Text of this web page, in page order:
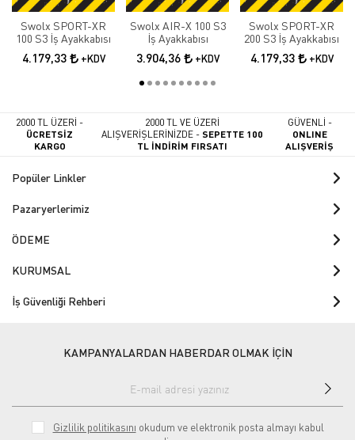
Swolx SPORT-XR
100 S3 İş Ayakkabısı
4.179,33 +KDV
Swolx AIR-X 100 S3
İş Ayakkabısı
3.904,36 +KDV
Swolx SPORT-XR
200 S3 İş Ayakkabısı
4.179,33 +KDV
2000 TL ÜZERİ -
ÜCRETSİZ
KARGO
2000 TL VE ÜZERİ
ALIŞVERİŞLERİNİZDE -SEPETTE 100
TL İNDİRİM FIRSATI
GÜVENLİ -
ONLINE
ALIŞVERİŞ
Popüler Linkler
Pazaryerlerimiz
ÖDEME
KURUMSAL
İş Güvenliği Rehberi
KAMPANYALARDAN HABERDAR OLMAK İÇİN
Gizlilik politikasını okudum ve elektronik posta almayı kabul